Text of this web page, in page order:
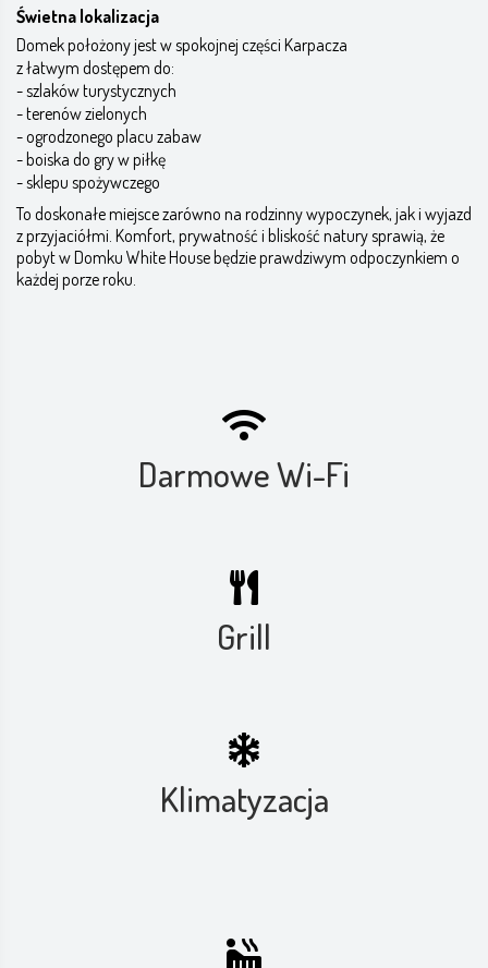
Świetna lokalizacja
Domek położony jest w spokojnej części Karpacza
z łatwym dostępem do:
- szlaków turystycznych
- terenów zielonych
- ogrodzonego placu zabaw
- boiska do gry w piłkę
- sklepu spożywczego
To doskonałe miejsce zarówno na rodzinny wypoczynek, jak i wyjazd
z przyjaciółmi. Komfort, prywatność i bliskość natury sprawią, że
pobyt w Domku White House będzie prawdziwym odpoczynkiem o
każdej porze roku.
Darmowe Wi-Fi
Grill
Klimatyzacja